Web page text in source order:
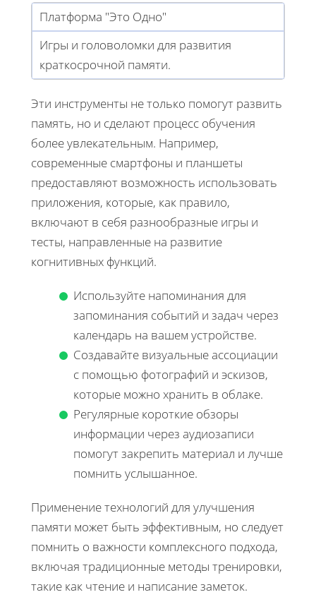
Платформа "Это Одно"
Игры и головоломки для развития
краткосрочной памяти.
Эти инструменты не только помогут развить
память, но и сделают процесс обучения
более увлекательным. Например,
современные смартфоны и планшеты
предоставляют возможность использовать
приложения, которые, как правило,
включают в себя разнообразные игры и
тесты, направленные на развитие
когнитивных функций.
Используйте напоминания для
запоминания событий и задач через
календарь на вашем устройстве.
Создавайте визуальные ассоциации
с помощью фотографий и эскизов,
которые можно хранить в облаке.
Регулярные короткие обзоры
информации через аудиозаписи
помогут закрепить материал и лучше
помнить услышанное.
Применение технологий для улучшения
памяти может быть эффективным, но следует
помнить о важности комплексного подхода,
включая традиционные методы тренировки,
такие как чтение и написание заметок.